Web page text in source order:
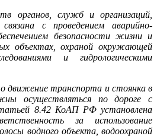
органов, служб и организаций,
с проведением аварийно-
безопасности жизни и
объектах, охраной окружающей
и гидрологическими
движение транспорта и стоянка в
осуществляться по дороге с
8.42 КоАП РФ установлена
за использование
водного объекта, водоохраной